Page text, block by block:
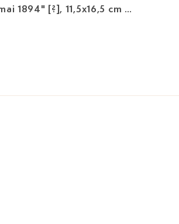
1894" [?], 11,5x16,5 cm (à